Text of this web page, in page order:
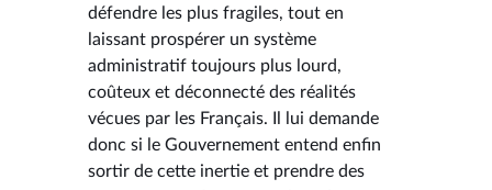
défendre les plus fragiles, tout en
laissant prospérer un système
administratif toujours plus lourd,
coûteux et déconnecté des réalités
vécues par les Français. Il lui demande
donc si le Gouvernement entend enfin
sortir de cette inertie et prendre des